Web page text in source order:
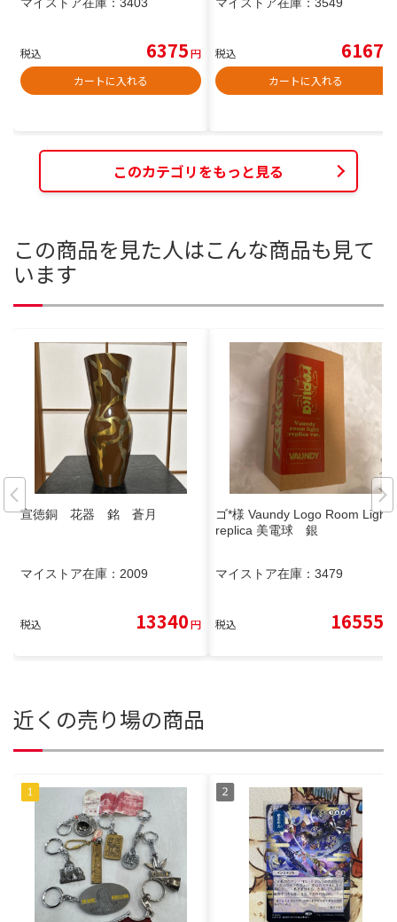
税込 6375円
カートに入れる
税込 6167
カートに入れる
このカテゴリをもっと見る
この商品を見た人はこんな商品も見て
います
宣徳銅 花器 銘 蒼月
マイストア在庫： 2009
税込 13340円
ゴ*様 Vaundy Logo Room Light
replica 美電球 銀
マイストア在庫： 3479
税込 16555
近くの売り場の商品